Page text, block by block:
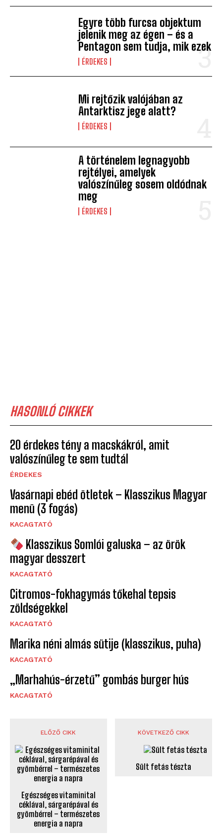
Egyre több furcsa objektum
jelenik meg az égen – és a
Pentagon sem tudja, mik ezek
ÉRDEKES
Mi rejtőzik valójában az
Antarktisz jege alatt?
ÉRDEKES
A történelem legnagyobb
rejtélyei, amelyek
valószínűleg sosem oldódnak
meg
ÉRDEKES
HASONLÓ CIKKEK
20 érdekes tény a macskákról, amit
valószínűleg te sem tudtál
ÉRDEKES
Vasárnapi ebéd ötletek – Klasszikus Magyar
menü (3 fogás)
KACAGTATÓ
Klasszikus Somlói galuska – az örök
magyar desszert
KACAGTATÓ
Citromos-fokhagymás tőkehal tepsis
zöldségekkel
KACAGTATÓ
Marika néni almás sütije (klasszikus, puha)
KACAGTATÓ
„Marhahús-érzetű” gombás burger hús
KACAGTATÓ
ELŐZŐ CIKK
Egészséges vitaminital
céklával, sárgarépával és
gyömbérrel – természetes
KÖVETKEZŐ CIKK